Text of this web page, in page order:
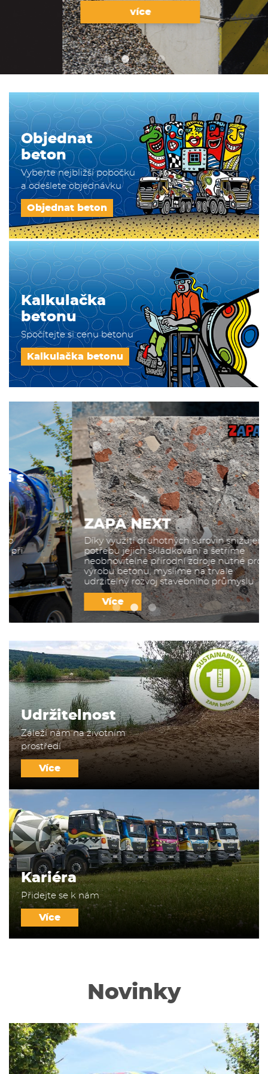
více
Objednat
beton
Vyberte nejbližší pobočku
a odešlete objednávku
Objednat beton
Kalkulačka
betonu
Spočítejte si cenu betonu
Kalkulačka betonu
ZAPA NEXT
Díky využití druhotných surovin snižujeme
potřebu jejich skládkování a šetříme
neobnovitelné přírodní zdroje nutné pro
výrobu betonu, myslíme na trvale
udržitelný rozvoj stavebního průmyslu
Udržitelnost
Záleží nám na životním
prostředí
Více
Kariéra
Přidejte se k nám
Více
Novinky